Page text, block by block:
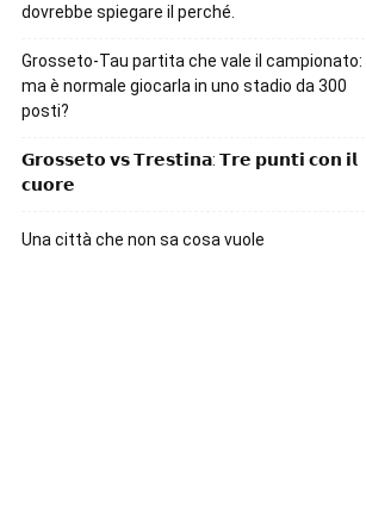
dovrebbe spiegare il perché.
Grosseto-Tau partita che vale il campionato:
ma è normale giocarla in uno stadio da 300
posti?
𝗚𝗿𝗼𝘀𝘀𝗲𝘁𝗼 𝘃𝘀 𝗧𝗿𝗲𝘀𝘁𝗶𝗻𝗮: 𝗧𝗿𝗲 𝗽𝘂𝗻𝘁𝗶 𝗰𝗼𝗻 𝗶𝗹
𝗰𝘂𝗼𝗿𝗲
Una città che non sa cosa vuole